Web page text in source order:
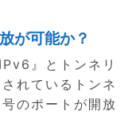
が可能か？
』とトンネリ
れているトンネ
のポートが開放